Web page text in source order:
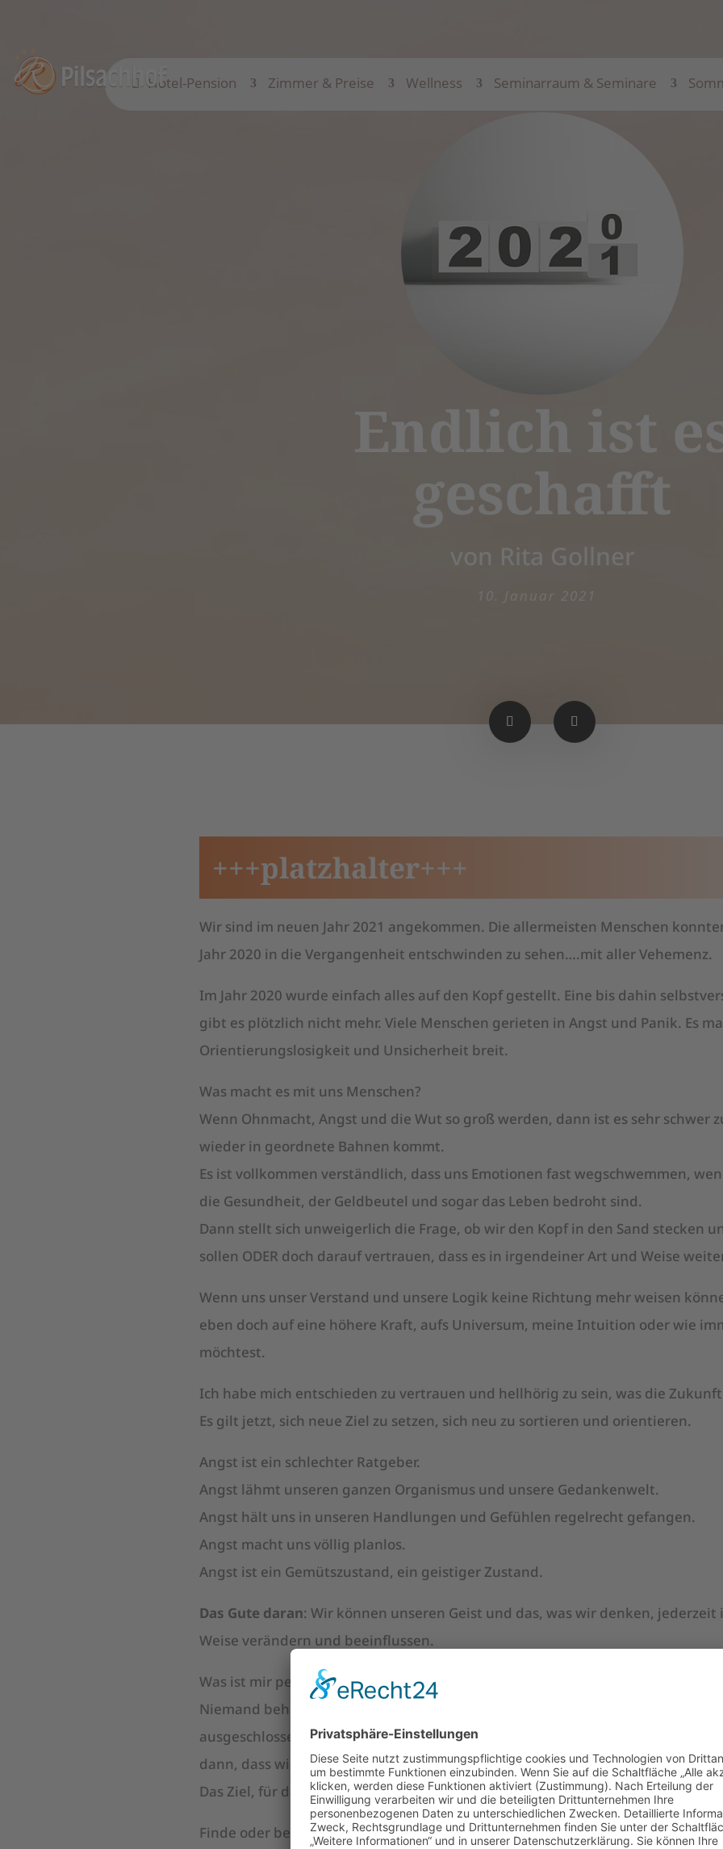
Hotel-Pension Zimmer & Preise Wellness Seminarraum & Seminare
Endlich ist
geschafft
von Rita Gollner
10. Januar 2021
+++platzhalter+++
Wir sind im neuen Jahr 2021 angekommen. Die allermeisten Menschen
Jahr 2020 in die Vergangenheit entschwinden zu sehen….mit aller Vehemenz.
Im Jahr 2020 wurde einfach alles auf den Kopf gestellt. Eine bis dahin
gibt es plötzlich nicht mehr. Viele Menschen gerieten in Angst und Panik. Es
Orientierungslosigkeit und Unsicherheit breit.
Was macht es mit uns Menschen?
Wenn Ohnmacht, Angst und die Wut so groß werden, dann ist es sehr schwer
wieder in geordnete Bahnen kommt.
Es ist vollkommen verständlich, dass uns Emotionen fast wegschwemmen,
die Gesundheit, der Geldbeutel und sogar das Leben bedroht sind.
Dann stellt sich unweigerlich die Frage, ob wir den Kopf in den Sand stecken
sollen ODER doch darauf vertrauen, dass es in irgendeiner Art und Weise
Wenn uns unser Verstand und unsere Logik keine Richtung mehr weisen
eben doch auf eine höhere Kraft, aufs Universum, meine Intuition oder wie
möchtest.
Ich habe mich entschieden zu vertrauen und hellhörig zu sein, was die
Es gilt jetzt, sich neue Ziel zu setzen, sich neu zu sortieren und orientieren.
Angst ist ein schlechter Ratgeber.
Angst lähmt unseren ganzen Organismus und unsere Gedankenwelt.
Angst hält uns in unseren Handlungen und Gefühlen regelrecht gefangen.
Angst macht uns völlig planlos.
Angst ist ein Gemütszustand, ein geistiger Zustand.
Das Gute daran: Wir können unseren Geist und das, was wir denken,
Weise verändern und beeinflussen.
Was ist mir persönlich wichtig? Wofür brennt mein Feuer?
Niemand behauptet, dass ein neues Vorhaben einfach sein wird. Auch ein
ausgeschlossen. Das bedeutet nicht zu versagen, sondern es ist eine
dann, dass wir z.B. die Strategie ändern müssen.
Das Ziel, für das unser Feuer brennt, behalten wir immer im Fokus. Wir
Finde oder behalte deine Zuversicht und deinen unerschütterlichen Glauben!